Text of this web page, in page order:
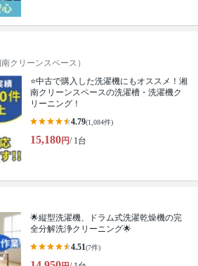
クリーンスペース）
⭐️中古で購入した洗濯機にもオススメ！湘
南クリーンスペースの洗濯槽・洗濯機ク
リーニング！
4.79(1,084件)
15,180円/ 1台
🌟縦型洗濯機、ドラム式洗濯乾燥機の完
全分解洗浄クリーニング🌟
4.51(7件)